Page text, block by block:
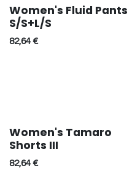
Women's Fluid Pants
S/S+L/S
82,64 €
Women's Tamaro
Shorts III
82,64 €